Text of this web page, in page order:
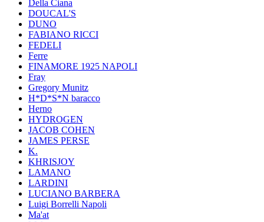
Della Ciana
DOUCAL'S
DUNO
FABIANO RICCI
FEDELI
Ferre
FINAMORE 1925 NAPOLI
Fray
Gregory Munitz
H*D*S*N baracco
Herno
HYDROGEN
JACOB COHEN
JAMES PERSE
K.
KHRISJOY
LAMANO
LARDINI
LUCIANO BARBERA
Luigi Borrelli Napoli
Ma'at